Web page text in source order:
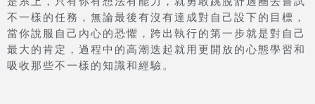
不一樣的任務，無論最後有沒有達成對自己設下的目標，
當你說服自己內心的恐懼，跨出執行的第一步就是對自己
最大的肯定，過程中的高潮迭起就用更開放的心態學習和
吸收那些不一樣的知識和經驗。